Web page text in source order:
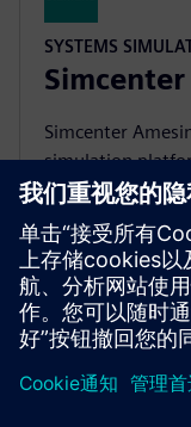
SYSTEMS
Simcenter
simulation
virtually assess
performance.